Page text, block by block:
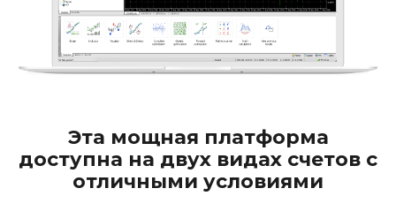
Эта мощная платформа
доступна на двух видах счетов с
отличными условиями